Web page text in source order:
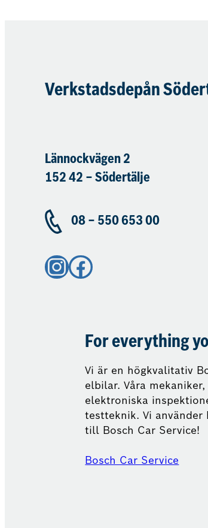
Verkstadsdepån
Lännockvägen 2
152 42 – Södertälje
08 – 550 653 00
Instagram Facebook
For everything
Vi är en högkvalitativ
elbilar. Våra
elektroniska
testteknik. Vi använder
till Bosch Car Service!
Bosch Car Service